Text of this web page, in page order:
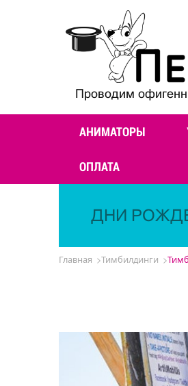
Проводим
АНИМАТОРЫ
ОПЛАТА
ДНИ
Главная Тимбилдинги